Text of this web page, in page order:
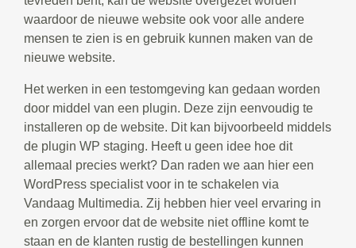
waardoor de nieuwe website ook voor alle andere
mensen te zien is en gebruik kunnen maken van de
nieuwe website.
Het werken in een testomgeving kan gedaan worden
door middel van een plugin. Deze zijn eenvoudig te
installeren op de website. Dit kan bijvoorbeeld middels
de plugin WP staging. Heeft u geen idee hoe dit
allemaal precies werkt? Dan raden we aan hier een
WordPress specialist voor in te schakelen via
Vandaag Multimedia. Zij hebben hier veel ervaring in
en zorgen ervoor dat de website niet offline komt te
staan en de klanten rustig de bestellingen kunnen